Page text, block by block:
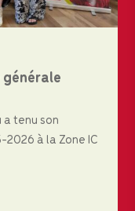
a tenu son
à la Zone IC